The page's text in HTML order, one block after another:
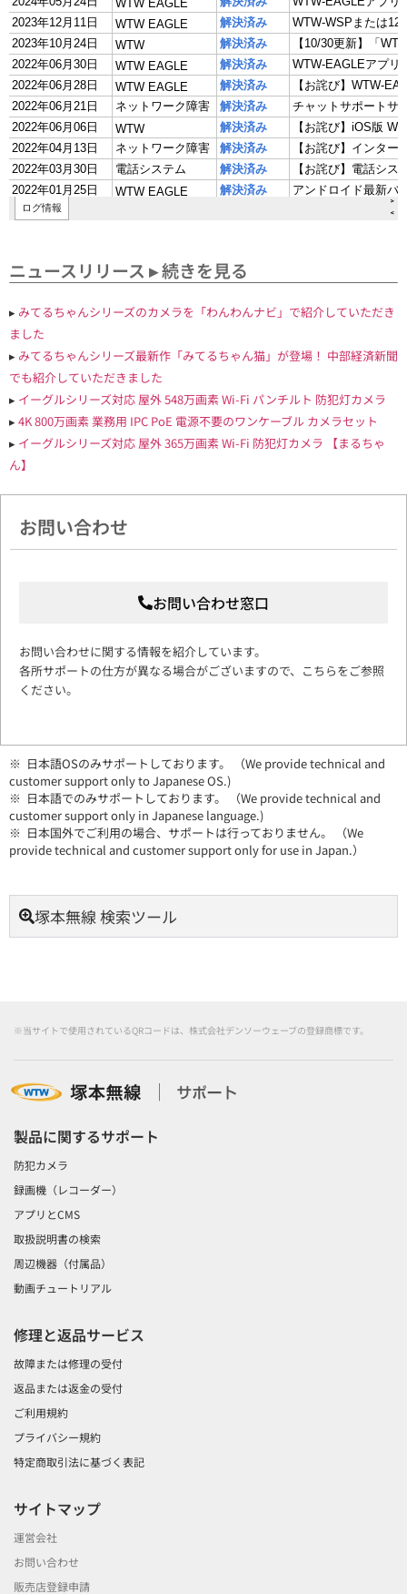
ニュースリリース ▸ 続きを見る
▸ みてるちゃんシリーズのカメラを「わんわんナビ」で紹介していただき
ました
▸ みてるちゃんシリーズ最新作「みてるちゃん猫」が登場！ 中部経済新聞
でも紹介していただきました
▸ イーグルシリーズ対応 屋外 548万画素 Wi-Fi パンチルト 防犯灯カメラ
▸4K 800万画素 業務用 IPC PoE 電源不要のワンケーブル カメラセット
▸ イーグルシリーズ対応 屋外 365万画素 Wi-Fi 防犯灯カメラ 【まるちゃ
ん】
お問い合わせ
お問い合わせ窓口
お問い合わせに関する情報を紹介しています。
各所サポートの仕方が異なる場合がございますので、こちらをご参照
ください。
※ 日本語OSのみサポートしております。 （We provide technical and
customer support only to Japanese OS.)
※ 日本語でのみサポートしております。 （We provide technical and
customer support only in Japanese language.)
※ 日本国外でご利用の場合、サポートは行っておりません。 （We
provide technical and customer support only for use in Japan.）
塚本無線 検索ツール
※当サイトで使用されているQRコードは、株式会社デンソーウェーブの登録商標です。
製品に関するサポート
防犯カメラ
録画機（レコーダー）
アプリとCMS
取扱説明書の検索
周辺機器（付属品）
動画チュートリアル
修理と返品サービス
故障または修理の受付
返品または返金の受付
ご利用規約
プライバシー規約
特定商取引法に基づく表記
サイトマップ
運営会社
お問い合わせ
販売店登録申請